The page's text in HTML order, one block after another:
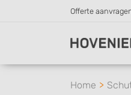
Offerte
Home